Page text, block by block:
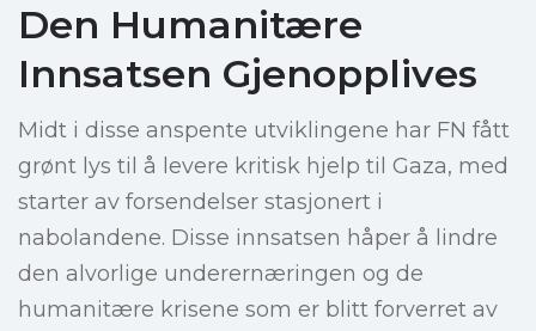
Den Humanitære
Innsatsen Gjenopplives
Midt i disse anspente utviklingene har FN fått
grønt lys til å levere kritisk hjelp til Gaza, med
starter av forsendelser stasjonert i
nabolandene. Disse innsatsen håper å lindre
den alvorlige underernæringen og de
humanitære krisene som er blitt forverret av